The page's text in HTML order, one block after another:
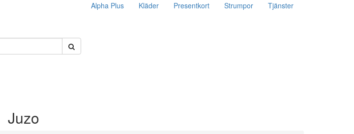
Alpha Plus Kläder Presentkort Strumpor Tjänster
Juzo